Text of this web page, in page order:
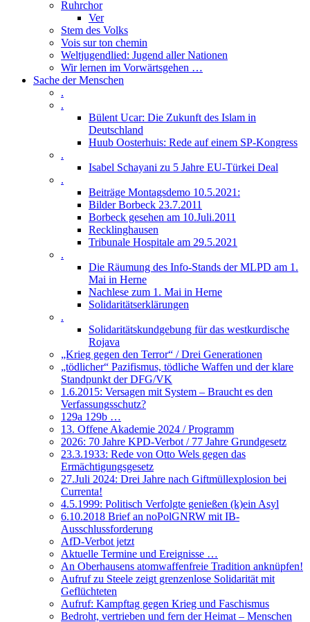
Ruhrchor
Ver
Stem des Volks
Vois sur ton chemin
Weltjugendlied: Jugend aller Nationen
Wir lernen im Vorwärtsgehen …
Sache der Menschen
.
.
Bülent Ucar: Die Zukunft des Islam in
Deutschland
Huub Oosterhuis: Rede auf einem SP-Kongress
.
Isabel Schayani zu 5 Jahre EU-Türkei Deal
.
Beiträge Montagsdemo 10.5.2021:
Bilder Borbeck 23.7.2011
Borbeck gesehen am 10.Juli.2011
Recklinghausen
Tribunale Hospitale am 29.5.2021
.
Die Räumung des Info-Stands der MLPD am 1.
Mai in Herne
Nachlese zum 1. Mai in Herne
Solidaritätserklärungen
.
Solidaritätskundgebung für das westkurdische
Rojava
„Krieg gegen den Terror“ / Drei Generationen
„tödlicher“ Pazifismus, tödliche Waffen und der klare
Standpunkt der DFG/VK
1.6.2015: Versagen mit System – Braucht es den
Verfassungsschutz?
129a 129b …
13. Offene Akademie 2024 / Programm
2026: 70 Jahre KPD-Verbot / 77 Jahre Grundgesetz
23.3.1933: Rede von Otto Wels gegen das
Ermächtigungsgesetz
27.Juli 2024: Drei Jahre nach Giftmüllexplosion bei
Currenta!
4.5.1999: Politisch Verfolgte genießen (k)ein Asyl
6.10.2018 Brief an noPolGNRW mit IB-
Ausschlussforderung
AfD-Verbot jetzt
Aktuelle Termine und Ereignisse …
An Oberhausens atomwaffenfreie Tradition anknüpfen!
Aufruf zu Steele zeigt grenzenlose Solidarität mit
Geflüchteten
Aufruf: Kampftag gegen Krieg und Faschismus
Bedroht, vertrieben und fern der Heimat – Menschen